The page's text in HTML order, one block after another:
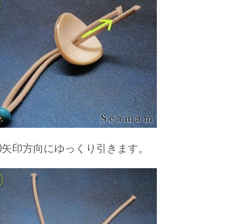
印方向にゆっくり引きます。